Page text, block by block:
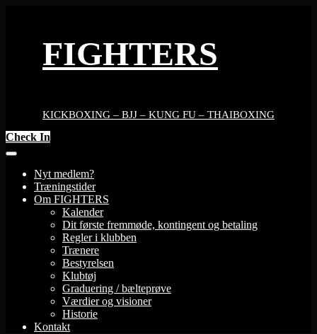
FIGHTERS
KICKBOXING – BJJ – KUNG FU – THAIBOXING
Check In
Nyt medlem?
Træningstider
Om FIGHTERS
Kalender
Dit første fremmøde, kontingent og betaling
Regler i klubben
Trænere
Bestyrelsen
Klubtøj
Graduering / bælteprøve
Værdier og visioner
Historie
Kontakt